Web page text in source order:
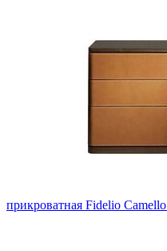
прикроватная Fidelio Camello